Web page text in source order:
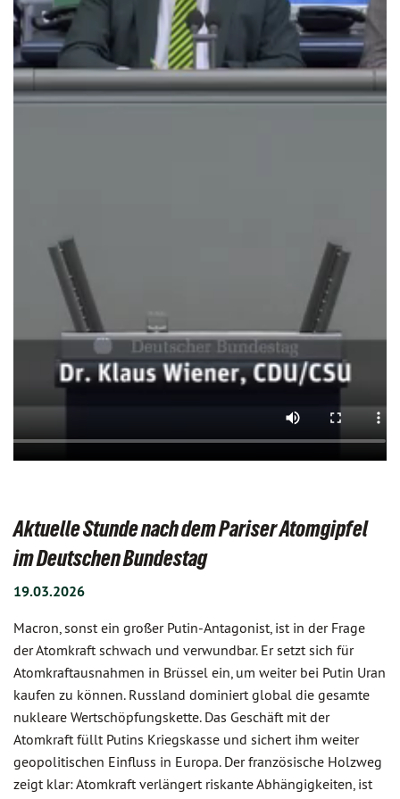
Aktuelle Stunde nach dem Pariser Atomgipfel
im Deutschen Bundestag
19.03.2026
Macron, sonst ein großer Putin-Antagonist, ist in der Frage
der Atomkraft schwach und verwundbar. Er setzt sich für
Atomkraftausnahmen in Brüssel ein, um weiter bei Putin Uran
kaufen zu können. Russland dominiert global die gesamte
nukleare Wertschöpfungskette. Das Geschäft mit der
Atomkraft füllt Putins Kriegskasse und sichert ihm weiter
geopolitischen Einfluss in Europa. Der französische Holzweg
zeigt klar: Atomkraft verlängert riskante Abhängigkeiten, ist